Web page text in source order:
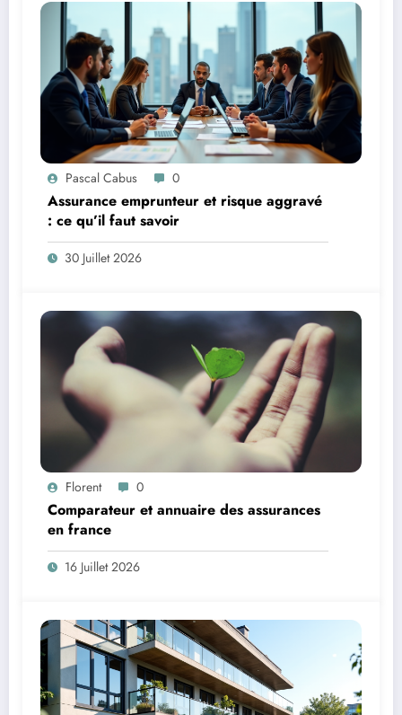
Pascal Cabus 0
Assurance emprunteur et risque aggravé
: ce qu’il faut savoir
30 Juillet 2026
Florent 0
Comparateur et annuaire des assurances
en france
16 Juillet 2026